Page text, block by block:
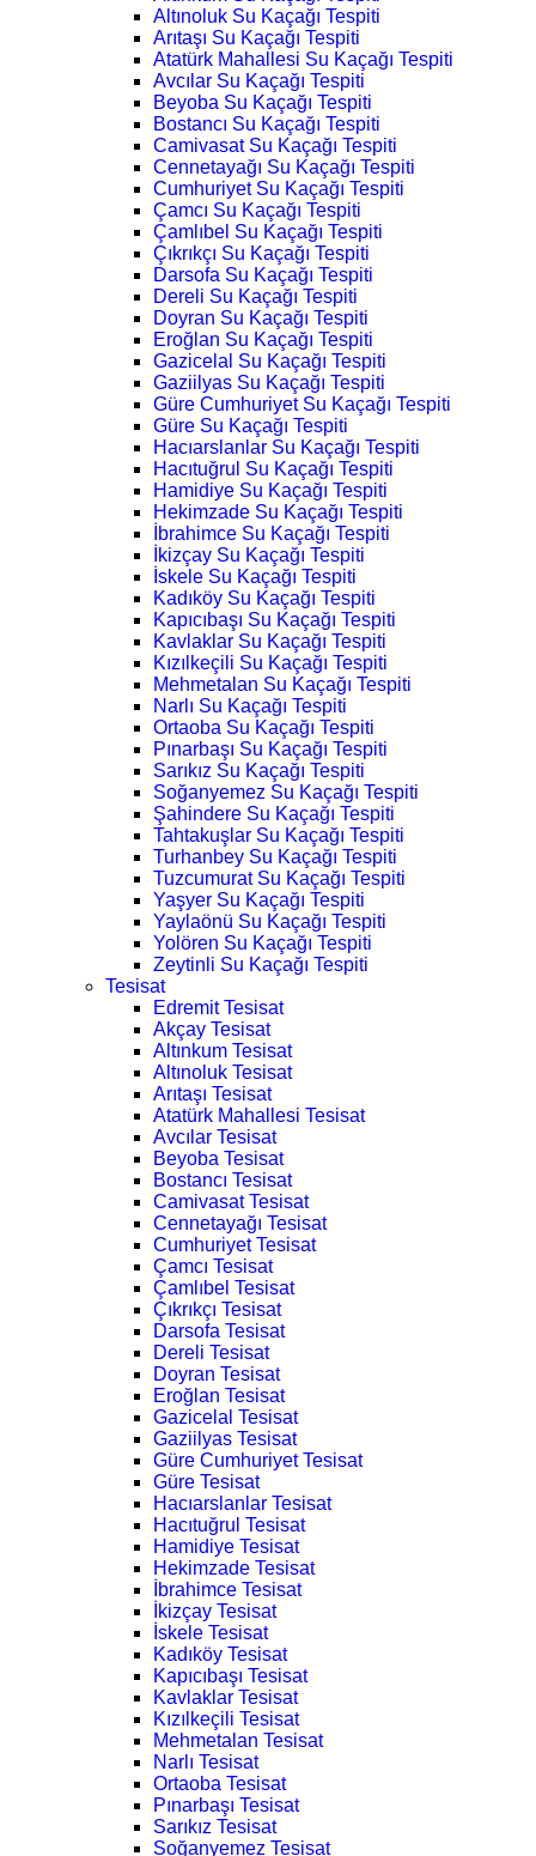
Altınoluk Su Kaçağı Tespiti
Arıtaşı Su Kaçağı Tespiti
Atatürk Mahallesi Su Kaçağı Tespiti
Avcılar Su Kaçağı Tespiti
Beyoba Su Kaçağı Tespiti
Bostancı Su Kaçağı Tespiti
Camivasat Su Kaçağı Tespiti
Cennetayağı Su Kaçağı Tespiti
Cumhuriyet Su Kaçağı Tespiti
Çamcı Su Kaçağı Tespiti
Çamlıbel Su Kaçağı Tespiti
Çıkrıkçı Su Kaçağı Tespiti
Darsofa Su Kaçağı Tespiti
Dereli Su Kaçağı Tespiti
Doyran Su Kaçağı Tespiti
Eroğlan Su Kaçağı Tespiti
Gazicelal Su Kaçağı Tespiti
Gaziilyas Su Kaçağı Tespiti
Güre Cumhuriyet Su Kaçağı Tespiti
Güre Su Kaçağı Tespiti
Hacıarslanlar Su Kaçağı Tespiti
Hacıtuğrul Su Kaçağı Tespiti
Hamidiye Su Kaçağı Tespiti
Hekimzade Su Kaçağı Tespiti
İbrahimce Su Kaçağı Tespiti
İkizçay Su Kaçağı Tespiti
İskele Su Kaçağı Tespiti
Kadıköy Su Kaçağı Tespiti
Kapıcıbaşı Su Kaçağı Tespiti
Kavlaklar Su Kaçağı Tespiti
Kızılkeçili Su Kaçağı Tespiti
Mehmetalan Su Kaçağı Tespiti
Narlı Su Kaçağı Tespiti
Ortaoba Su Kaçağı Tespiti
Pınarbaşı Su Kaçağı Tespiti
Sarıkız Su Kaçağı Tespiti
Soğanyemez Su Kaçağı Tespiti
Şahindere Su Kaçağı Tespiti
Tahtakuşlar Su Kaçağı Tespiti
Turhanbey Su Kaçağı Tespiti
Tuzcumurat Su Kaçağı Tespiti
Yaşyer Su Kaçağı Tespiti
Yaylaönü Su Kaçağı Tespiti
Yolören Su Kaçağı Tespiti
Zeytinli Su Kaçağı Tespiti
Tesisat
Edremit Tesisat
Akçay Tesisat
Altınkum Tesisat
Altınoluk Tesisat
Arıtaşı Tesisat
Atatürk Mahallesi Tesisat
Avcılar Tesisat
Beyoba Tesisat
Bostancı Tesisat
Camivasat Tesisat
Cennetayağı Tesisat
Cumhuriyet Tesisat
Çamcı Tesisat
Çamlıbel Tesisat
Çıkrıkçı Tesisat
Darsofa Tesisat
Dereli Tesisat
Doyran Tesisat
Eroğlan Tesisat
Gazicelal Tesisat
Gaziilyas Tesisat
Güre Cumhuriyet Tesisat
Güre Tesisat
Hacıarslanlar Tesisat
Hacıtuğrul Tesisat
Hamidiye Tesisat
Hekimzade Tesisat
İbrahimce Tesisat
İkizçay Tesisat
İskele Tesisat
Kadıköy Tesisat
Kapıcıbaşı Tesisat
Kavlaklar Tesisat
Kızılkeçili Tesisat
Mehmetalan Tesisat
Narlı Tesisat
Ortaoba Tesisat
Pınarbaşı Tesisat
Sarıkız Tesisat
Soğanyemez Tesisat